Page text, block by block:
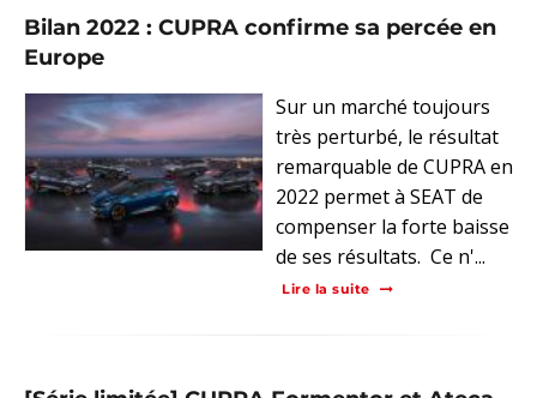
Bilan 2022 : CUPRA confirme sa percée en
Europe
Sur un marché toujours
très perturbé, le résultat
remarquable de CUPRA en
2022 permet à SEAT de
compenser la forte baisse
de ses résultats. Ce n'...
Lire la suite